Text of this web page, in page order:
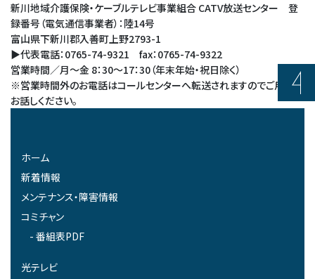
新川地域介護保険・ケーブルテレビ事業組合 CATV放送センター 登
録番号（電気通信事業者）：陸14号
富山県下新川郡入善町上野2793-1
▶代表電話：0765-74-9321 fax：0765-74-9322
営業時間／月～金 8：30～17：30（年末年始・祝日除く）
※営業時間外のお電話はコールセンターへ転送されますのでご用件を
お話しください。
ホーム
新着情報
メンテナンス・障害情報
コミチャン
番組表PDF
光テレビ